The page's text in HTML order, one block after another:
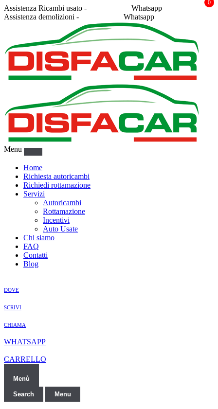
Assistenza Ricambi usato -
Whatsapp
Assistenza demolizioni -
Whatsapp
Menu
Home
Richiesta autoricambi
Richiedi rottamazione
Servizi
Autoricambi
Rottamazione
Incentivi
Auto Usate
Chi siamo
FAQ
Contatti
Blog
DOVE
SCRIVI
CHIAMA
WHATSAPP
0
CARRELLO
Menù
Search Menu